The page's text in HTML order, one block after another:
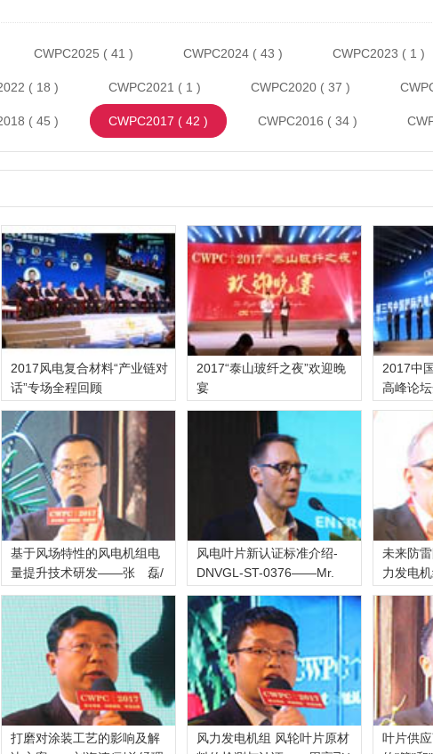
CWPC2025 ( 41 ) CWPC2024 ( 43 ) CWPC2023 ( 1 )
( 18 ) CWPC2021 ( 1 ) CWPC2020 ( 37 )
( 45 ) CWPC2017 ( 42 ) CWPC2016 ( 34 )
2017风电复合材料“产业链对
话”专场全程回顾
2017“泰山玻纤之夜”欢迎晚
宴
2017中
高峰论
基于风场特性的风电机组电
量提升技术研发——张 磊/
风电叶片新认证标准介绍-
DNVGL-ST-0376——Mr.
Bernha
未来防
力发电
应
打磨对涂装工艺的影响及解
风力发电机组 风轮叶片原材
叶片供